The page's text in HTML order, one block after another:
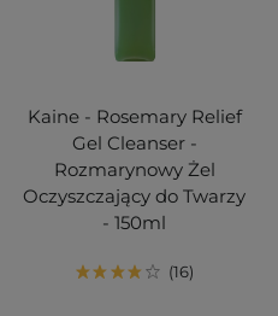
Kaine - Rosemary Relief
Gel Cleanser -
Rozmarynowy Żel
Oczyszczający do Twarzy
- 150ml
16